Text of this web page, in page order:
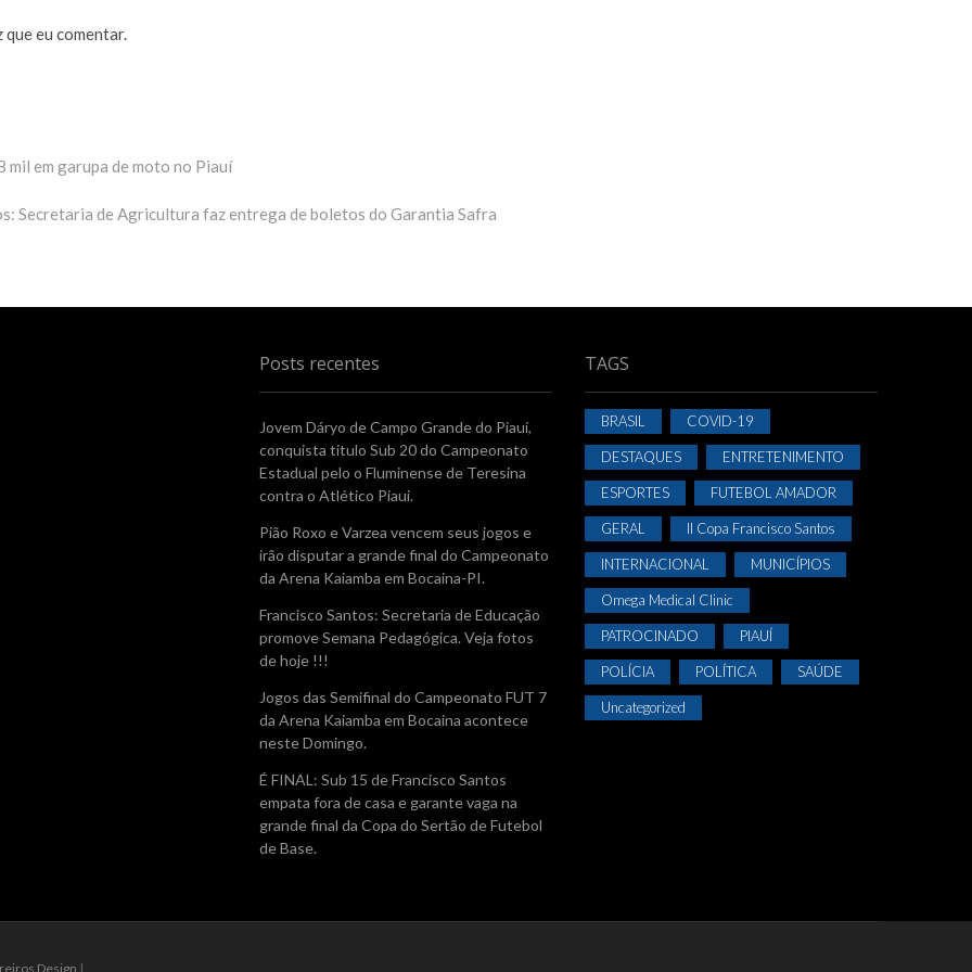
eu comentar.
mil em garupa de moto no Piauí
Secretaria de Agricultura faz entrega de boletos do Garantia Safra
Posts recentes
Jovem Dáryo de Campo Grande do Piauí,
conquista titulo Sub 20 do Campeonato
Estadual pelo o Fluminense de Teresina
contra o Atlético Piaui.
Pião Roxo e Varzea vencem seus jogos e
irão disputar a grande final do Campeonato
da Arena Kaiamba em Bocaina-PI.
Francisco Santos: Secretaria de Educação
promove Semana Pedagógica. Veja fotos
de hoje !!!
Jogos das Semifinal do Campeonato FUT 7
da Arena Kaiamba em Bocaina acontece
neste Domingo.
É FINAL: Sub 15 de Francisco Santos
empata fora de casa e garante vaga na
grande final da Copa do Sertão de Futebol
de Base.
TAGS
BRASIL COVID-19
DESTAQUES ENTRETENIMENTO
ESPORTES FUTEBOL AMADOR
GERAL II Copa Francisco Santos
INTERNACIONAL MUNICÍPIOS
Omega Medical Clinic
PATROCINADO PIAUÍ
POLÍCIA POLÍTICA SAÚDE
Uncategorized
Design |